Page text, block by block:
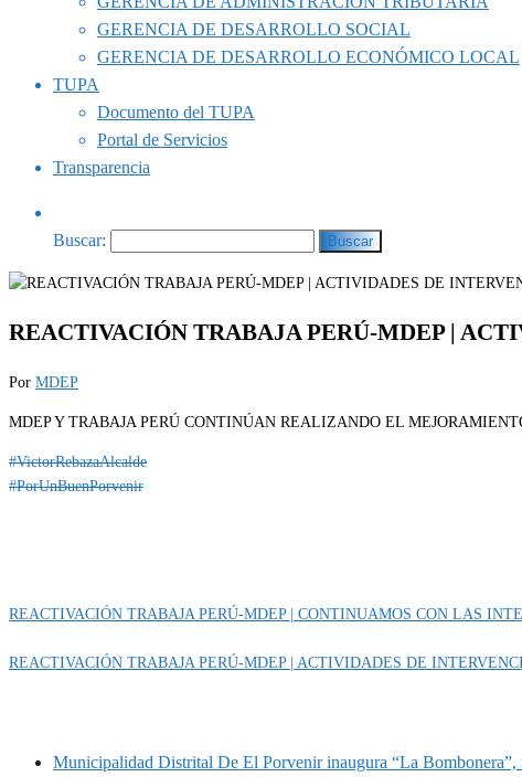
GERENCIA DE DESARROLLO SOCIAL
GERENCIA DE DESARROLLO ECONÓMICO LOCAL
TUPA
Documento del TUPA
Portal de Servicios
Transparencia
Buscar:
REACTIVACIÓN TRABAJA PERÚ-MDEP |
Por MDEP
MDEP Y TRABAJA PERÚ CONTINÚAN REALIZANDO EL
#VictorRebazaAlcalde
#PorUnBuenPorvenir
REACTIVACIÓN TRABAJA PERÚ-MDEP | CONTINUAMOS CON LAS
REACTIVACIÓN TRABAJA PERÚ-MDEP | ACTIVIDADES DE
Municipalidad Distrital De El Porvenir inaugura “La